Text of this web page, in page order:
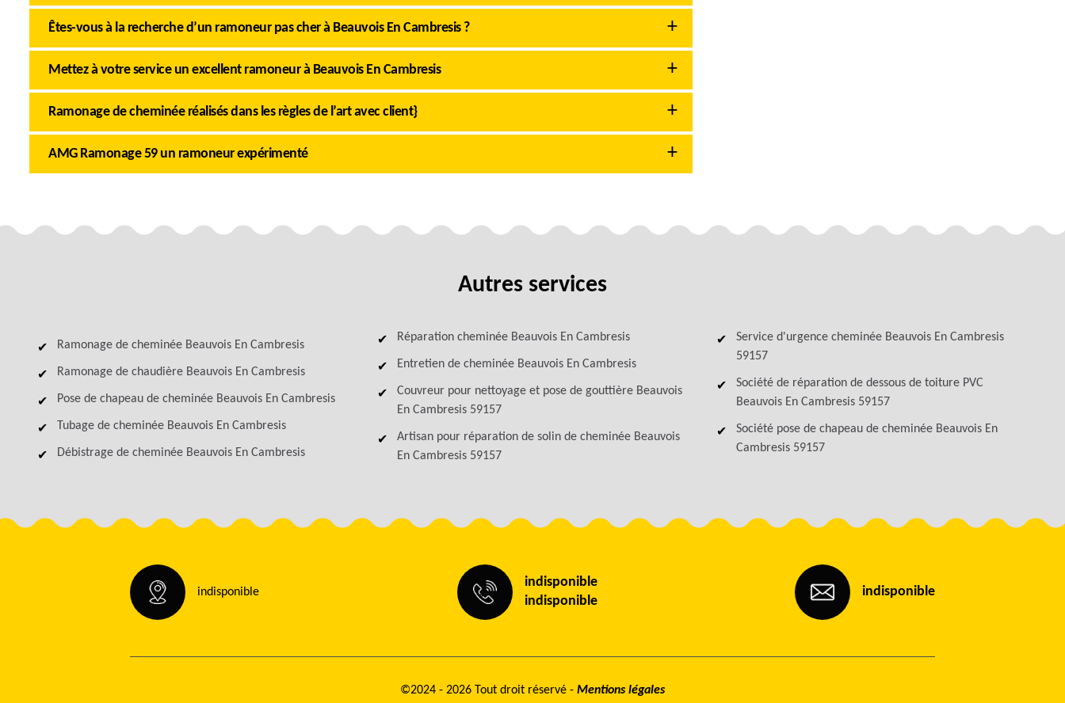
Êtes-vous à la recherche d’un ramoneur pas cher à Beauvois En Cambresis ?
Mettez à votre service un excellent ramoneur à Beauvois En Cambresis
Ramonage de cheminée réalisés dans les règles de l’art avec client}
AMG Ramonage 59 un ramoneur expérimenté
Autres services
Ramonage de cheminée Beauvois En Cambresis
Ramonage de chaudière Beauvois En Cambresis
Pose de chapeau de cheminée Beauvois En Cambresis
Tubage de cheminée Beauvois En Cambresis
Débistrage de cheminée Beauvois En Cambresis
Réparation cheminée Beauvois En Cambresis
Entretien de cheminée Beauvois En Cambresis
Couvreur pour nettoyage et pose de gouttière Beauvois
En Cambresis 59157
Artisan pour réparation de solin de cheminée Beauvois
En Cambresis 59157
Service d'urgence cheminée Beauvois En Cambresis
59157
Société de réparation de dessous de toiture PVC
Beauvois En Cambresis 59157
Société pose de chapeau de cheminée Beauvois En
Cambresis 59157
indisponible
indisponible
indisponible
indisponible
©2024 - 2026 Tout droit réservé - Mentions légales